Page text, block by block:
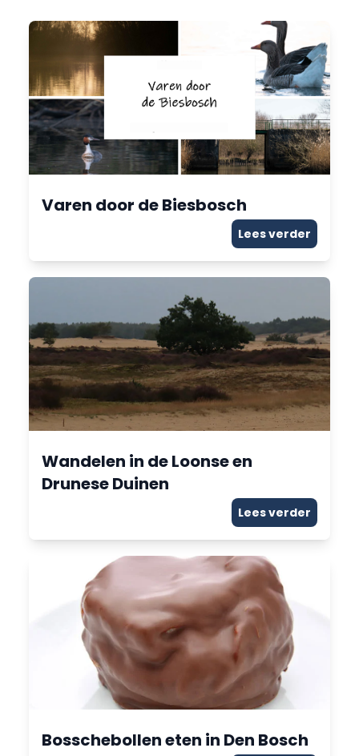
Varen door de Biesbosch
Lees verder
Wandelen in de Loonse en
Drunese Duinen
Lees verder
Bosschebollen eten in Den Bosch